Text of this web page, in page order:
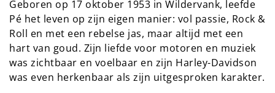
Geboren op 17 oktober 1953 in Wildervank, leefde
Pé het leven op zijn eigen manier: vol passie, Rock &
Roll en met een rebelse jas, maar altijd met een
hart van goud. Zijn liefde voor motoren en muziek
was zichtbaar en voelbaar en zijn Harley-Davidson
was even herkenbaar als zijn uitgesproken karakter.